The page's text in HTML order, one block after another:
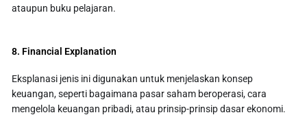
ataupun buku pelajaran.
8. Financial Explanation
Eksplanasi jenis ini digunakan untuk menjelaskan konsep
keuangan, seperti bagaimana pasar saham beroperasi, cara
mengelola keuangan pribadi, atau prinsip-prinsip dasar ekonomi.